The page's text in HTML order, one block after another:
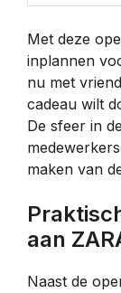
Met deze
inplannen
nu met
cadeau wilt
De sfeer in
maken van
Praktische tips voor je bezoek
aan
Naast de